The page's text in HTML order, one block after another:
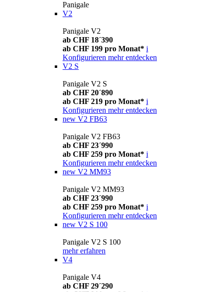
Panigale
V2
Panigale V2
ab CHF 18´390
ab CHF 199 pro Monat* i
Konfigurieren mehr entdecken
V2 S
Panigale V2 S
ab CHF 20´890
ab CHF 219 pro Monat* i
Konfigurieren mehr entdecken
new V2 FB63
Panigale V2 FB63
ab CHF 23´990
ab CHF 259 pro Monat* i
Konfigurieren mehr entdecken
new V2 MM93
Panigale V2 MM93
ab CHF 23´990
ab CHF 259 pro Monat* i
Konfigurieren mehr entdecken
new V2 S 100
Panigale V2 S 100
mehr erfahren
V4
Panigale V4
ab CHF 29´290